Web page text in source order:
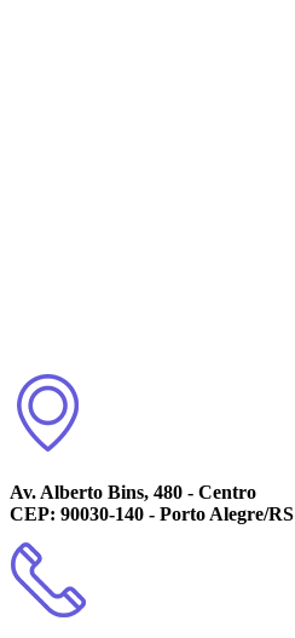
Av. Alberto Bins, 480 - Centro
CEP: 90030-140 - Porto Alegre/RS